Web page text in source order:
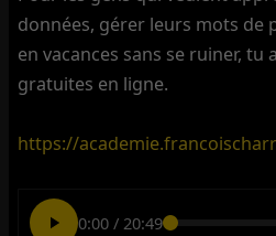
données, gérer leurs mots de
en vacances sans se ruiner, tu
gratuites en ligne.
https://
0:00/ 20:49